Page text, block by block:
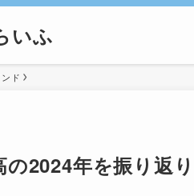
いふ
ド
の2024年を振り返